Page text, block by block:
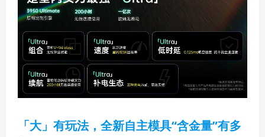
「大」有玩法，全新自主模具“含金量”有多